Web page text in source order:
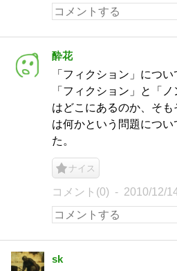
酔花
「フィクション」につ
「フィクション」と「
はどこにあるのか、そ
は何かという問題につ
た。
ナイス
コメント(0) 2010/12/
sk